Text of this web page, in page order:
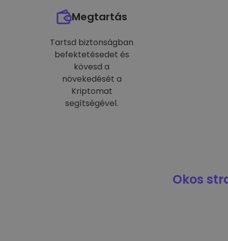
Megtartás
Tartsd biztonságban
befektetésedet és
kövesd a
növekedését a
Kriptomat
segítségével.
Okos